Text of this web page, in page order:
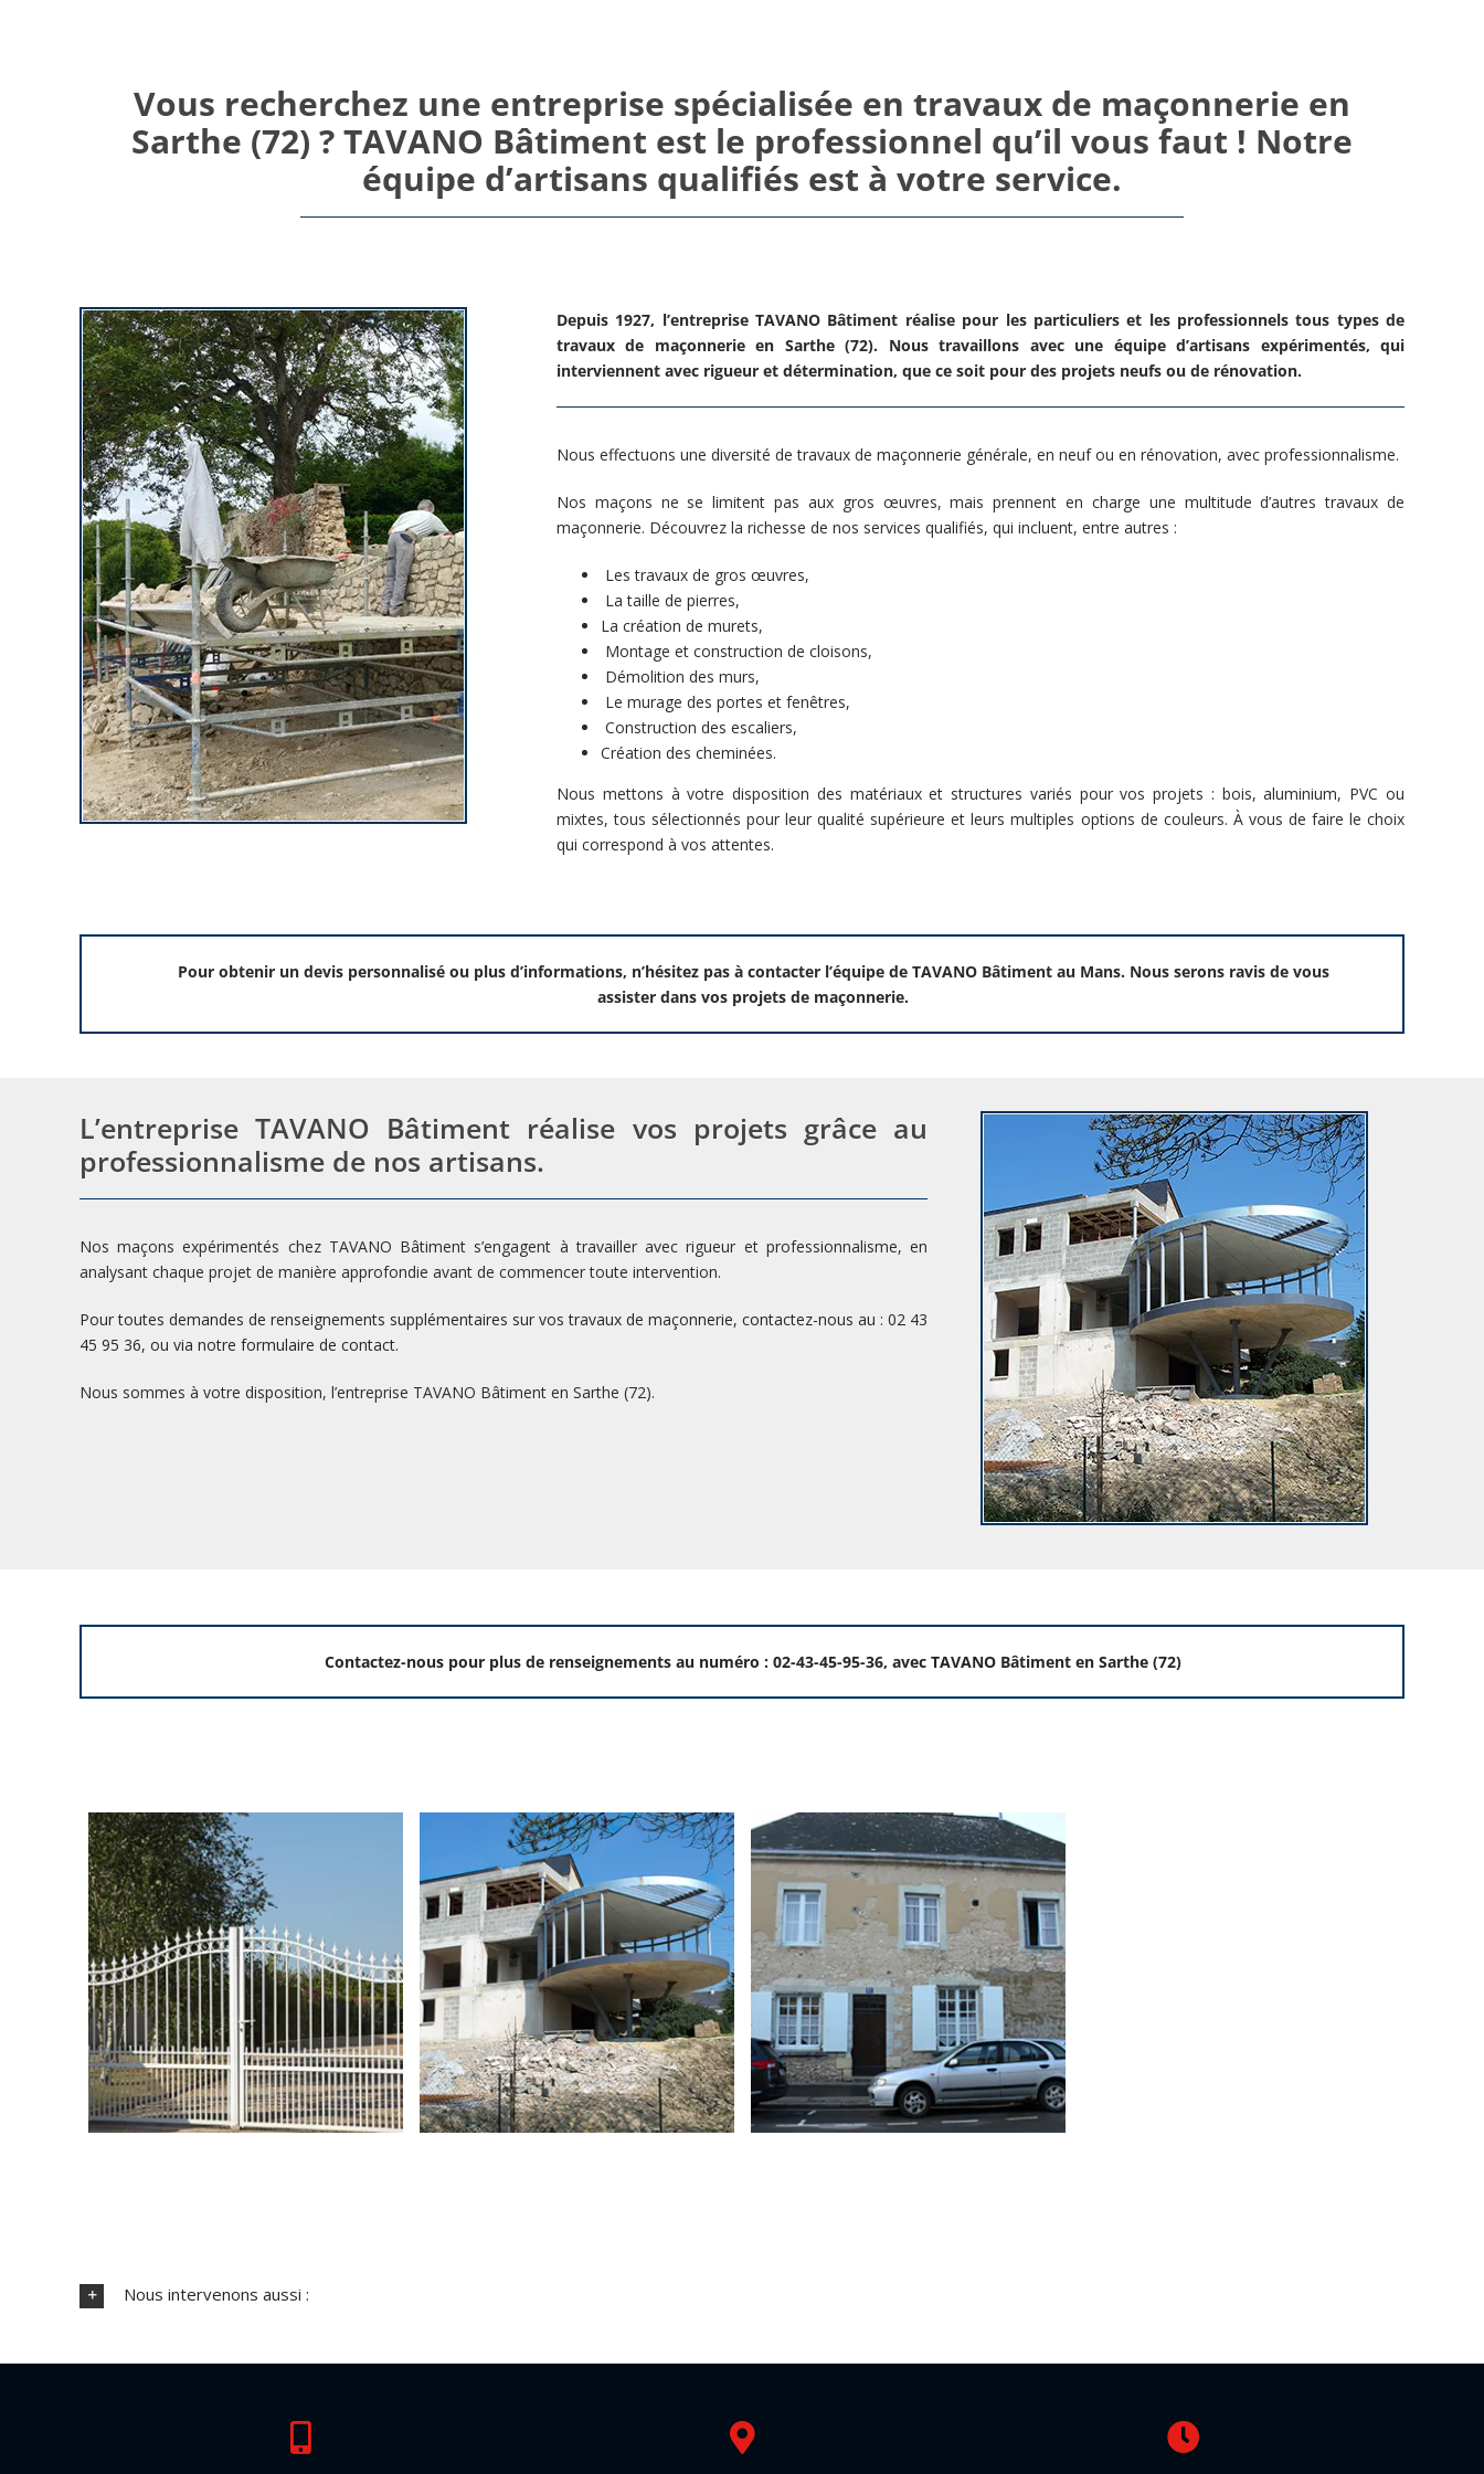
Vous recherchez une entreprise spécialisée en travaux de maçonnerie en
Sarthe (72) ? TAVANO Bâtiment est le professionnel qu’il vous faut ! Notre
équipe d’artisans qualifiés est à votre service.
Depuis 1927, l’entreprise TAVANO Bâtiment réalise pour les particuliers et les professionnels tous types de
travaux de maçonnerie en Sarthe (72). Nous travaillons avec une équipe d’artisans expérimentés, qui
interviennent avec rigueur et détermination, que ce soit pour des projets neufs ou de rénovation.
Nous effectuons une diversité de travaux de maçonnerie générale, en neuf ou en rénovation, avec professionnalisme.
Nos maçons ne se limitent pas aux gros œuvres, mais prennent en charge une multitude d’autres travaux de
maçonnerie. Découvrez la richesse de nos services qualifiés, qui incluent, entre autres :
Les travaux de gros œuvres,
La taille de pierres,
La création de murets,
Montage et construction de cloisons,
Démolition des murs,
Le murage des portes et fenêtres,
Construction des escaliers,
Création des cheminées.
Nous mettons à votre disposition des matériaux et structures variés pour vos projets : bois, aluminium, PVC ou
mixtes, tous sélectionnés pour leur qualité supérieure et leurs multiples options de couleurs. À vous de faire le choix
qui correspond à vos attentes.
Pour obtenir un devis personnalisé ou plus d’informations, n’hésitez pas à contacter l’équipe de TAVANO Bâtiment au Mans. Nous serons ravis de vous
assister dans vos projets de maçonnerie.
L’entreprise TAVANO Bâtiment réalise vos projets grâce au
professionnalisme de nos artisans.
Nos maçons expérimentés chez TAVANO Bâtiment s’engagent à travailler avec rigueur et professionnalisme, en
analysant chaque projet de manière approfondie avant de commencer toute intervention.
Pour toutes demandes de renseignements supplémentaires sur vos travaux de maçonnerie, contactez-nous au : 02 43
45 95 36, ou via notre formulaire de contact.
Nous sommes à votre disposition, l’entreprise TAVANO Bâtiment en Sarthe (72).
Contactez-nous pour plus de renseignements au numéro : 02-43-45-95-36, avec TAVANO Bâtiment en Sarthe (72)
Nous intervenons aussi :